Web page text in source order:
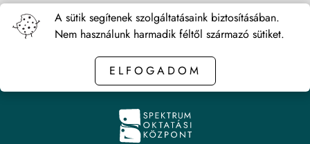
<< VisszaA sütik segítenek szolgáltatásaink biztosításában.
Nem használunk harmadik féltől származó sütiket.
ELFOGADOM